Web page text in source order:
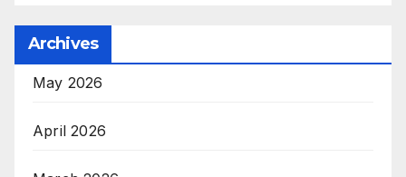
Archives
May 2026
April 2026